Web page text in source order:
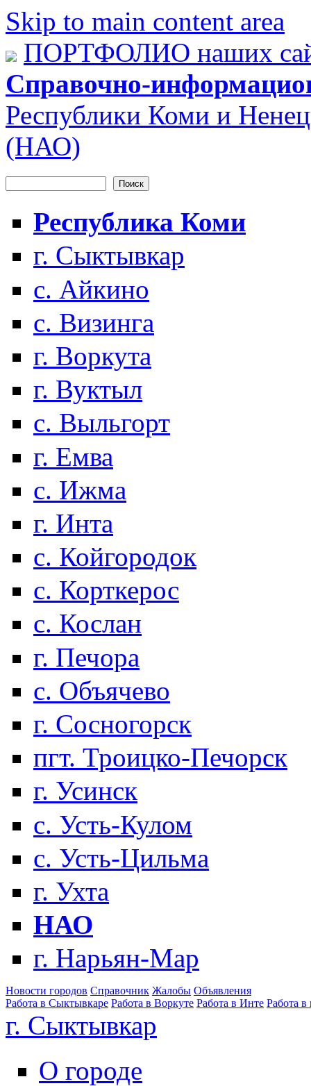
Skip to main content area
ПОРТФОЛИО наших
Справочно-
Республики Коми и
(НАО)
Форма поиска
Республика Коми
г. Сыктывкар
с. Айкино
с. Визинга
г. Воркута
г. Вуктыл
с. Выльгорт
г. Емва
с. Ижма
г. Инта
с. Койгородок
с. Корткерос
с. Кослан
г. Печора
с. Объячево
г. Сосногорск
пгт. Троицко-Печорск
г. Усинск
с. Усть-Кулом
с. Усть-Цильма
г. Ухта
НАО
г. Нарьян-Мар
Новости городов Справочник Жалобы Объявления
Работа в Сыктывкаре Работа в Воркуте Работа в Инте Работа в
г. Сыктывкар
О городе